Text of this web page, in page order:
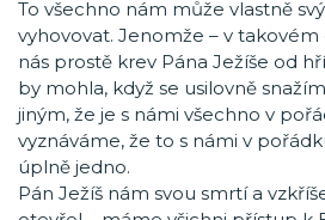
To všechno nám může vlastně
vyhovovat. Jenomže – v
nás prostě krev Pána Ježíše od
by mohla, když se usilovně
jiným, že je s námi všechno v
vyznáváme, že to s námi v
úplně jedno.
Pán Ježíš nám svou smrtí a